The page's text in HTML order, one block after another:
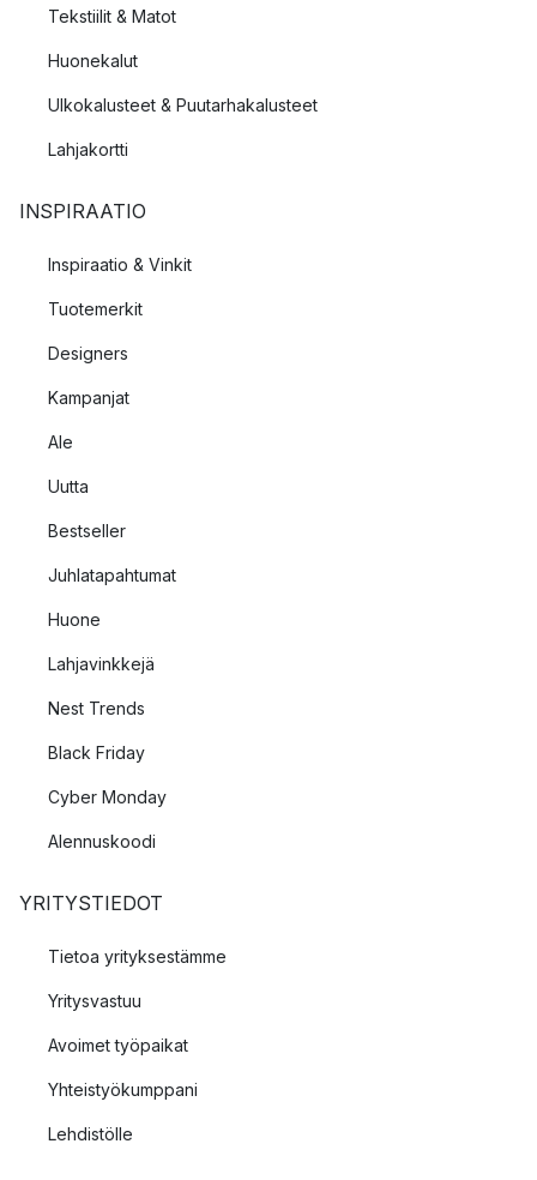
Tekstiilit & Matot
Huonekalut
Ulkokalusteet & Puutarhakalusteet
Lahjakortti
INSPIRAATIO
Inspiraatio & Vinkit
Tuotemerkit
Designers
Kampanjat
Ale
Uutta
Bestseller
Juhlatapahtumat
Huone
Lahjavinkkejä
Nest Trends
Black Friday
Cyber Monday
Alennuskoodi
YRITYSTIEDOT
Tietoa yrityksestämme
Yritysvastuu
Avoimet työpaikat
Yhteistyökumppani
Lehdistölle